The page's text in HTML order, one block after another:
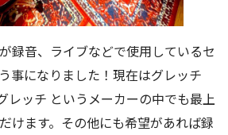
録音、ライブなどで使用しているセ
事になりました！現在はグレッチ
レッチ というメーカーの中でも最上
けます。その他にも希望があれば録